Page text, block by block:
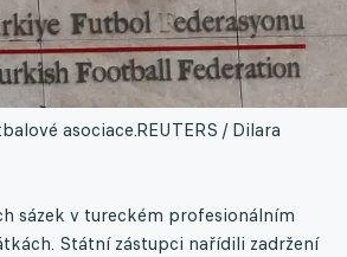
asociace.REUTERS / Dilara
sázek v tureckém profesionálním
Státní zástupci nařídili zadržení